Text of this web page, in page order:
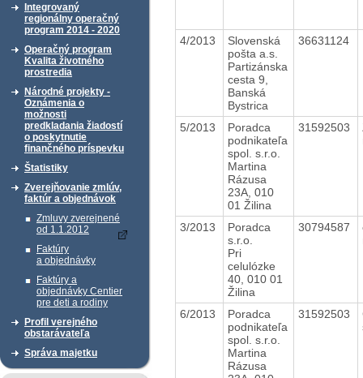
Integrovaný
regionálny operačný
program 2014 - 2020
Operačný program
Kvalita životného
prostredia
Národné projekty -
Oznámenia o
možnosti
predkladania žiadostí
o poskytnutie
finančného príspevku
Štatistiky
Zverejňovanie zmlúv,
faktúr a objednávok
Zmluvy zverejnené
od 1.1.2012
Faktúry
a objednávky
Faktúry a
objednávky Centier
pre deti a rodiny
Profil verejného
obstarávateľa
Správa majetku
4/2013
Slovenská
pošta a.s.
Partizánska
cesta 9,
Banská
Bystrica
36631124
5/2013
Poradca
podnikateľa
spol. s.r.o.
Martina
Rázusa
23A, 010
01 Žilina
31592503
3/2013
Poradca
s.r.o.
Pri
celulózke
40, 010 01
Žilina
30794587
6/2013
Poradca
podnikateľa
spol. s.r.o.
Martina
Rázusa
31592503